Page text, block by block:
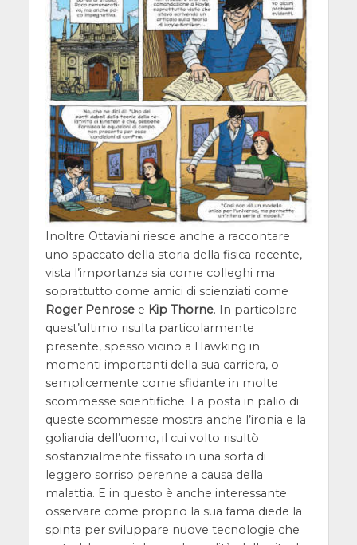
Inoltre Ottaviani riesce anche a raccontare
uno spaccato della storia della fisica recente,
vista l’importanza sia come colleghi ma
soprattutto come amici di scienziati come
Roger Penrosee Kip Thorne. In particolare
quest’ultimo risulta particolarmente
presente, spesso vicino a Hawking in
momenti importanti della sua carriera, o
semplicemente come sfidante in molte
scommesse scientifiche. La posta in palio di
queste scommesse mostra anche l’ironia e la
goliardia dell’uomo, il cui volto risultò
sostanzialmente fissato in una sorta di
leggero sorriso perenne a causa della
malattia. E in questo è anche interessante
osservare come proprio la sua fama diede la
spinta per sviluppare nuove tecnologie che